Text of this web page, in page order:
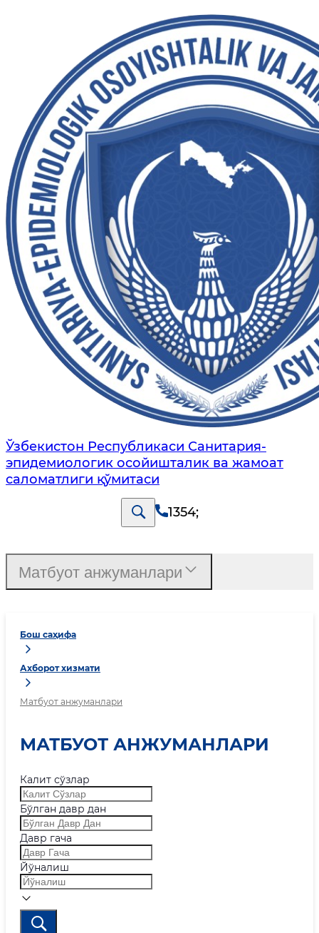
Ўзбекистон Республикаси Санитария-
эпидемиологик осойишталик ва жамоат
саломатлиги қўмитаси
1354;
Бош саҳифа
Ахборот хизмати
Матбуот анжуманлари
МАТБУОТ АНЖУМАНЛАРИ
Калит сўзлар
Бўлган давр дан
Давр гача
Йўналиш
Матбуот анжуманлари